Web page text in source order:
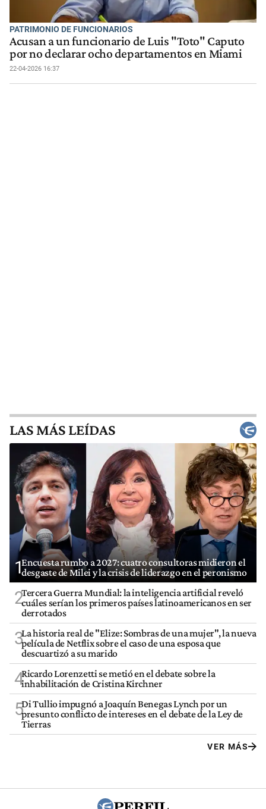
PATRIMONIO DE FUNCIONARIOS
Acusan a un funcionario de Luis "Toto" Caputo
por no declarar ocho departamentos en Miami
22-04-2026 16:37
LAS MÁS LEÍDAS
1Encuesta rumbo a 2027: cuatro consultoras midieron el
desgaste de Milei y la crisis de liderazgo en el peronismo
2Tercera Guerra Mundial: la inteligencia artificial reveló
cuáles serían los primeros países latinoamericanos en ser
derrotados
3La historia real de "Elize: Sombras de una mujer", la nueva
película de Netflix sobre el caso de una esposa que
descuartizó a su marido
4Ricardo Lorenzetti se metió en el debate sobre la
inhabilitación de Cristina Kirchner
5Di Tullio impugnó a Joaquín Benegas Lynch por un
presunto conflicto de intereses en el debate de la Ley de
Tierras
VER MÁS